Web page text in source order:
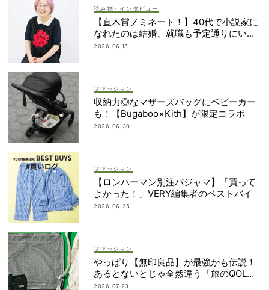
読み物・インタビュー
【直木賞ノミネート！】40代で小説家に
なれたのは結婚、就職も予定通りにいか
なかったから｜朝倉かすみさん
2026.06.15
ファッション
収納力◎なマザーズバッグにベビーカー
も！【Bugaboo×Kith】が限定コラボ
2026.06.30
ファッション
【ロンハーマン別注パジャマ】「買って
よかった！」VERY編集者のベストバイ
2026.06.25
ファッション
やっぱり【無印良品】が最強かも伝説！
あるとないとじゃ全然違う「旅のQOL爆
上げアイテム」
2026.07.23